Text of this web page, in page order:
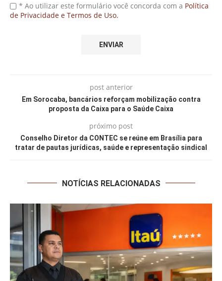
* Ao utilizar este formulário você concorda com a Política
de Privacidade e Termos de Uso.
post anterior
Em Sorocaba, bancários reforçam mobilização contra
proposta da Caixa para o Saúde Caixa
próximo post
Conselho Diretor da CONTEC se reúne em Brasília para
tratar de pautas jurídicas, saúde e representação sindical
NOTÍCIAS RELACIONADAS